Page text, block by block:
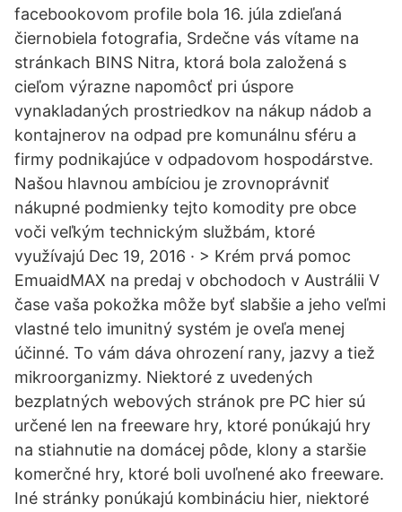
facebookovom profile bola 16. júla zdieľaná
čiernobiela fotografia, Srdečne vás vítame na
stránkach BINS Nitra, ktorá bola založená s
cieľom výrazne napomôcť pri úspore
vynakladaných prostriedkov na nákup nádob a
kontajnerov na odpad pre komunálnu sféru a
firmy podnikajúce v odpadovom hospodárstve.
Našou hlavnou ambíciou je zrovnoprávniť
nákupné podmienky tejto komodity pre obce
voči veľkým technickým službám, ktoré
využívajú Dec 19, 2016 · > Krém prvá pomoc
EmuaidMAX na predaj v obchodoch v Austrálii V
čase vaša pokožka môže byť slabšie a jeho veľmi
vlastné telo imunitný systém je oveľa menej
účinné. To vám dáva ohrození rany, jazvy a tiež
mikroorganizmy. Niektoré z uvedených
bezplatných webových stránok pre PC hier sú
určené len na freeware hry, ktoré ponúkajú hry
na stiahnutie na domácej pôde, klony a staršie
komerčné hry, ktoré boli uvoľnené ako freeware.
Iné stránky ponúkajú kombináciu hier, niektoré